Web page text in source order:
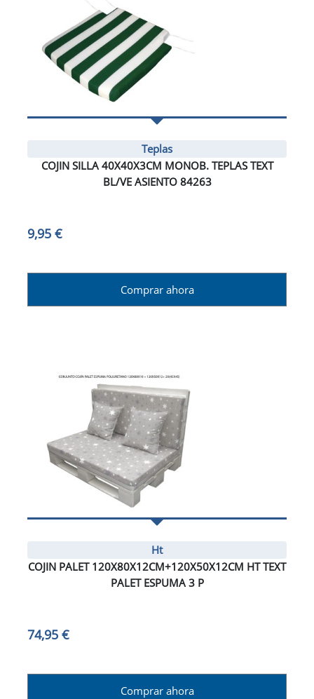
Teplas
COJIN SILLA 40X40X3CM MONOB. TEPLAS TEXT
BL/VE ASIENTO 84263
9,95 €
Comprar ahora
Ht
COJIN PALET 120X80X12CM+120X50X12CM HT TEXT
PALET ESPUMA 3 P
74,95 €
Comprar ahora